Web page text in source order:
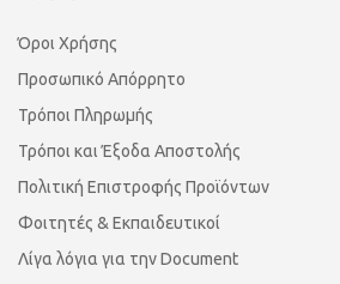
Όροι Χρήσης
Προσωπικό Απόρρητο
Τρόποι Πληρωμής
Τρόποι και Έξοδα Αποστολής
Πολιτική Επιστροφής Προϊόντων
Φοιτητές & Εκπαιδευτικοί
Λίγα λόγια για την Document